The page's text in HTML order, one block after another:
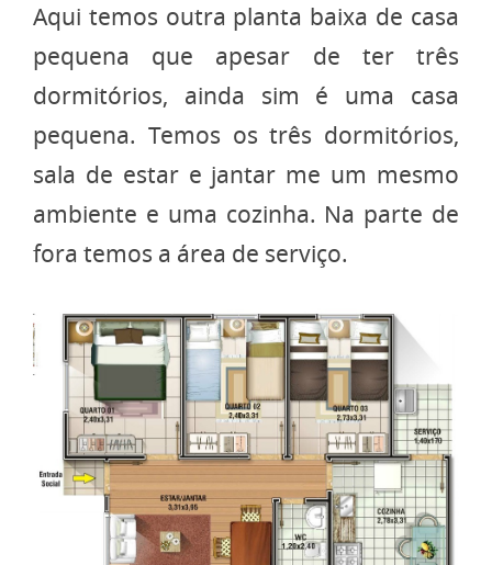
Aqui temos outra planta baixa de casa
pequena que apesar de ter três
dormitórios, ainda sim é uma casa
pequena. Temos os três dormitórios,
sala de estar e jantar me um mesmo
ambiente e uma cozinha. Na parte de
fora temos a área de serviço.